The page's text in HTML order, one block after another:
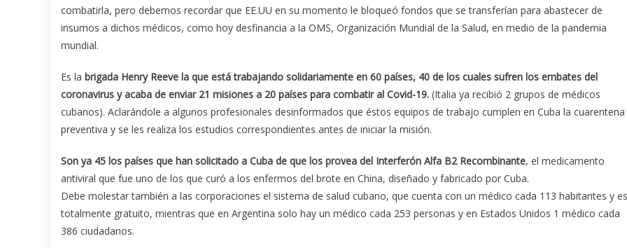
combatirla, pero debemos recordar que EE.UU en su momento le bloqueó fondos que se transferían para abastecer de
insumos a dichos médicos, como hoy desfinancia a la OMS, Organización Mundial de la Salud, en medio de la pandemia
mundial.
Es la brigada Henry Reeve la que está trabajando solidariamente en 60 países, 40 de los cuales sufren los embates del
coronavirus y acaba de enviar 21 misiones a 20 países para combatir al Covid-19. (Italia ya recibió 2 grupos de médicos
cubanos). Aclarándole a algunos profesionales desinformados que éstos equipos de trabajo cumplen en Cuba la cuarentena
preventiva y se les realiza los estudios correspondientes antes de iniciar la misión.
Son ya 45 los países que han solicitado a Cuba de que los provea del Interferón Alfa B2 Recombinante, el medicamento
antiviral que fue uno de los que curó a los enfermos del brote en China, diseñado y fabricado por Cuba.
Debe molestar también a las corporaciones el sistema de salud cubano, que cuenta con un médico cada 113 habitantes y es
totalmente gratuito, mientras que en Argentina solo hay un médico cada 253 personas y en Estados Unidos 1 médico cada
386 ciudadanos.